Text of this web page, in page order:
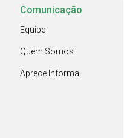
Comunicação
Equipe
Quem Somos
Aprece Informa